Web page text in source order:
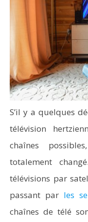
S’il y a quelques
télévision
chaînes
totalement
télévisions par
passant par les
chaînes de télé